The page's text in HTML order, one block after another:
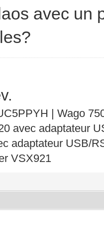
avec un
| Wago
avec adaptateur
adaptateur USB/
VSX921